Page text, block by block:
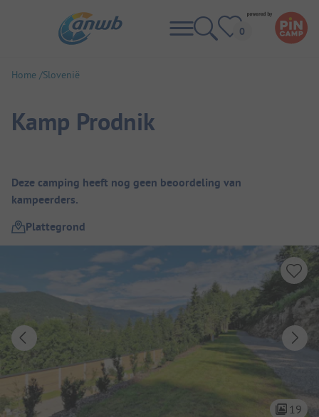
Home Slovenië
Kamp Prodnik
Camping overzicht
Deze camping heeft nog geen beoordeling van
kampeerders.
Plattegrond
19